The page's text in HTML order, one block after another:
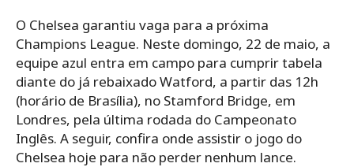
O Chelsea garantiu vaga para a próxima
Champions League. Neste domingo, 22 de maio, a
equipe azul entra em campo para cumprir tabela
diante do já rebaixado Watford, a partir das 12h
(horário de Brasília), no Stamford Bridge, em
Londres, pela última rodada do Campeonato
Inglês. A seguir, confira onde assistir o jogo do
Chelsea hoje para não perder nenhum lance.